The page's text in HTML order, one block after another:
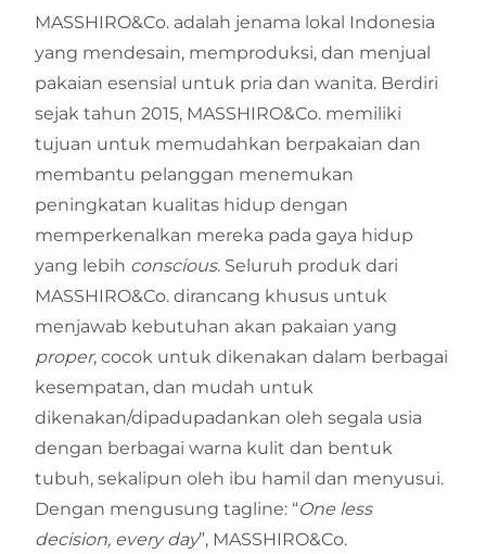
MASSHIRO&Co. adalah jenama lokal Indonesia
yang mendesain, memproduksi, dan menjual
pakaian esensial untuk pria dan wanita. Berdiri
sejak tahun 2015, MASSHIRO&Co. memiliki
tujuan untuk memudahkan berpakaian dan
membantu pelanggan menemukan
peningkatan kualitas hidup dengan
memperkenalkan mereka pada gaya hidup
yang lebih conscious. Seluruh produk dari
MASSHIRO&Co. dirancang khusus untuk
menjawab kebutuhan akan pakaian yang
proper, cocok untuk dikenakan dalam berbagai
kesempatan, dan mudah untuk
dikenakan/dipadupadankan oleh segala usia
dengan berbagai warna kulit dan bentuk
tubuh, sekalipun oleh ibu hamil dan menyusui.
Dengan mengusung tagline: “One less
decision, every day”, MASSHIRO&Co.